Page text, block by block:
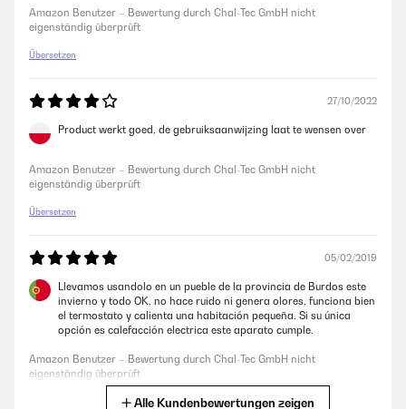
kann das Gerät auch über das Außendisplay bedienen. Was mir nicht
gefällt ist, wenn der Normalmodus aktiv ist, man ein wahrnembares
ständiges Fiepen hört.Das nervt gewaltig. Im Bad beim Duschen oder
beim Darten im Keller natürlich egal,da bekommt man das kaum
jedem ,, wärmstens,, empfehlen.
Amazon Benutzer – Bewertung durch Chal-Tec GmbH nicht
eigenständig überprüft
Amazon Benutzer – Bewertung durch Chal-Tec GmbH nicht
eigenständig überprüft
Übersetzen
27/10/2022
Product werkt goed, de gebruiksaanwijzing laat te wensen over
Amazon Benutzer – Bewertung durch Chal-Tec GmbH nicht
eigenständig überprüft
Übersetzen
05/02/2019
Llevamos usandolo en un pueble de la provincia de Burdos este
invierno y todo OK, no hace ruido ni genera olores, funciona bien
el termostato y calienta una habitación pequeña. Si su única
opción es calefacción electrica este aparato cumple.
Amazon Benutzer – Bewertung durch Chal-Tec GmbH nicht
eigenständig überprüft
Alle Kundenbewertungen zeigen